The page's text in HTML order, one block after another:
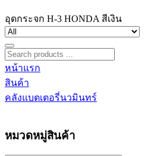
อุดกระจก H-3 HONDA สีเงิน
หน้าแรก
สินค้า
คลังแบตเตอรี่นวมินทร์
หมวดหมู่สินค้า